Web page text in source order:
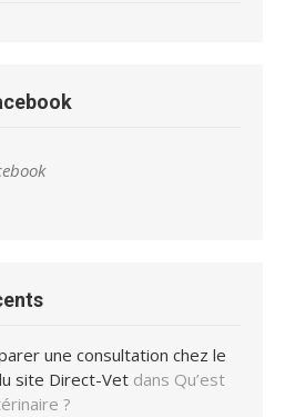
une consultation chez le
site Direct-Vet dans Qu’est
?